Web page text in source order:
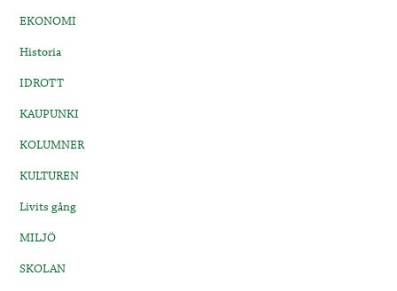
EKONOMI
Historia
IDROTT
KAUPUNKI
KOLUMNER
KULTUREN
Livits gång
MILJÖ
SKOLAN